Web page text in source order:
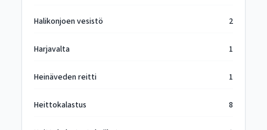
Halikonjoen vesistö 2
Harjavalta 1
Heinäveden reitti 1
Heittokalastus 8